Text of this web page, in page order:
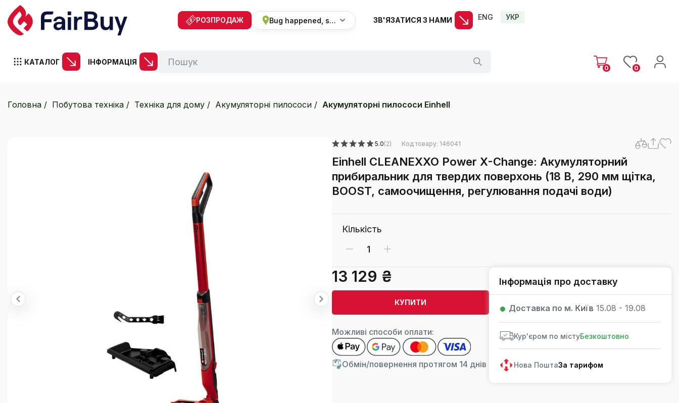
РОЗПРОДАЖ Bug happened, sorry ЗВ'ЯЗАТИСЯ З НАМИ ENG УКР
КАТАЛОГ ІНФОРМАЦІЯ
0 0
Головна Побутова техніка Техніка для дому Акумуляторні пилососи Акумуляторні пилососи Einhell
5.0(2) Код товару: 146041
Einhell CLEANEXXO Power X-Change: Акумуляторний
прибиральник для твердих поверхонь (18 В, 290 мм щітка,
BOOST, самоочищення, регулювання подачі води)
Кількість
13 129 ₴
КУПИТИ
Можливі способи оплати:
Обмін/повернення протягом 14 днів
Інформація про доставку
Доставка по м. Київ 15.08 - 19.08
Кур'єром по містуБезкоштовно
Нова ПоштаЗа тарифом